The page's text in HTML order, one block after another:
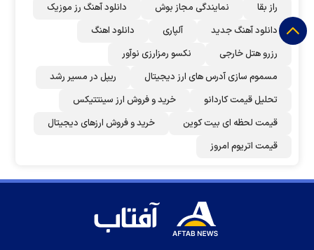
راز بقا
نمایندگی مجاز بوش
دانلود آهنگ رز‌ موزیک
دانلود آهنگ جدید
آلپاری
دانلود اهنگ
رزرو هتل خارجی
نکسو رمزارزی نوآور
مسموم سازی آدرس های ارز دیجیتال
ریپل در مسیر رشد
تحلیل قیمت کاردانو
خرید و فروش ارز سینتتیکس
قیمت لحظه ای بیت کوین
خرید و فروش ارزهای دیجیتال
قیمت اتریوم امروز